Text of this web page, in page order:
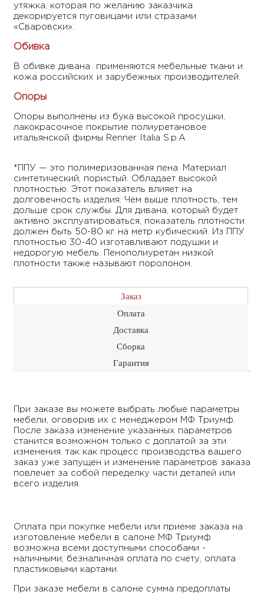
утяжка, которая по желанию заказчика
декорируется пуговицами или стразами
«Сваровски».
Обивка
В обивке дивана применяются мебельные ткани и
кожа российских и зарубежных производителей.
Опоры
Опоры выполнены из бука высокой просушки,
лакокрасочное покрытие полиуретановое
итальянской фирмы Renner Italia S.p.A
*ППУ — это полимеризованная пена. Материал
синтетический, пористый. Обладает высокой
плотностью. Этот показатель влияет на
долговечность изделия. Чем выше плотность, тем
дольше срок службы. Для дивана, который будет
активно эксплуатироваться, показатель плотности
должен быть 50-80 кг на метр кубический. Из ППУ
плотностью 30-40 изготавливают подушки и
недорогую мебель. Пенополиуретан низкой
плотности также называют поролоном.
Заказ
Оплата
Доставка
Сборка
Гарантия
При заказе вы можете выбрать любые параметры
мебели, оговорив их с менеджером МФ Триумф.
После заказа изменение указанных параметров
станится возможном только с доплатой за эти
изменения. так как процесс производства вашего
заказ уже запущен и изменение параметров заказа
повлечет за собой переделку части деталей или
всего изделия.
Оплата при покупке мебели или приеме заказа на
изготовление мебели в салоне МФ Триумф
возможна всеми доступными способами -
наличными, безналичная оплата по счету, оплата
пластиковыми картами.
При заказе мебели в салоне сумма предоплаты